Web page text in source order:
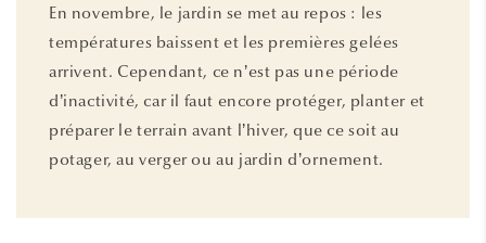
En novembre, le jardin se met au repos : les
températures baissent et les premières gelées
arrivent. Cependant, ce n’est pas une période
d’inactivité, car il faut encore protéger, planter et
préparer le terrain avant l’hiver, que ce soit au
potager, au verger ou au jardin d’ornement.